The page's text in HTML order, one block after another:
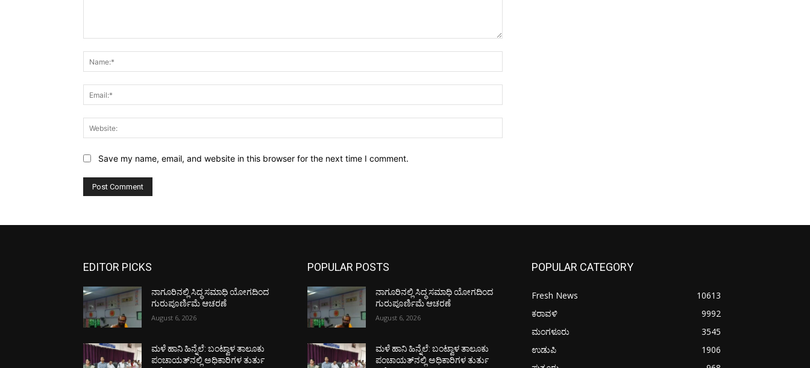
Save my name, email, and website in this browser for the next time I comment.
EDITOR PICKS
ನಾಗೂರಿನಲ್ಲಿ ಸಿದ್ಧ ಸಮಾಧಿ ಯೋಗದಿಂದ
ಗುರುಪೂರ್ಣಿಮೆ ಆಚರಣೆ
August 6, 2026
ಮಳೆ ಹಾನಿ ಹಿನ್ನೆಲೆ: ಬಂಟ್ವಾಳ ತಾಲೂಕು
ಪಂಚಾಯತ್‌ನಲ್ಲಿ ಅಧಿಕಾರಿಗಳ ತುರ್ತು
POPULAR POSTS
ನಾಗೂರಿನಲ್ಲಿ ಸಿದ್ಧ ಸಮಾಧಿ ಯೋಗದಿಂದ
ಗುರುಪೂರ್ಣಿಮೆ ಆಚರಣೆ
August 6, 2026
ಮಳೆ ಹಾನಿ ಹಿನ್ನೆಲೆ: ಬಂಟ್ವಾಳ ತಾಲೂಕು
ಪಂಚಾಯತ್‌ನಲ್ಲಿ ಅಧಿಕಾರಿಗಳ ತುರ್ತು
POPULAR CATEGORY
Fresh News
10613
ಕರಾವಳಿ
9992
ಮಂಗಳೂರು
3545
ಉಡುಪಿ
1906